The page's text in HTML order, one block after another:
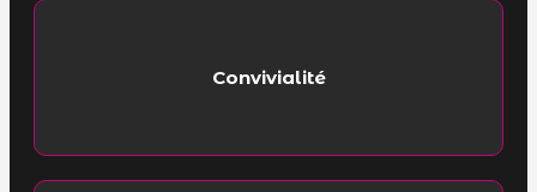
Convivialité